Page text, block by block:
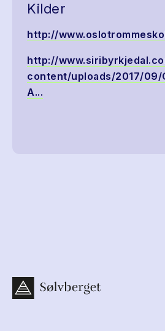
Kilder
http://
http://
content/uploads/2017/09/
A...